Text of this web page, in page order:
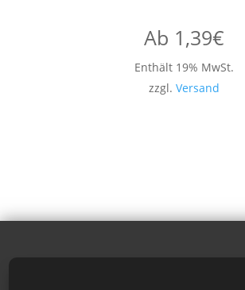
Ab 1,39€
Enthält 19% MwSt.
zzgl. Versand